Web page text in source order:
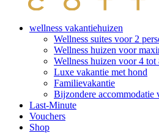
wellness vakantiehuizen
Wellness suites voor 2
Wellness huizen voor
Wellness huizen voor 4 tot
Luxe vakantie met hond
Familievakantie
Bijzondere accommodatie
Last-Minute
Vouchers
Shop